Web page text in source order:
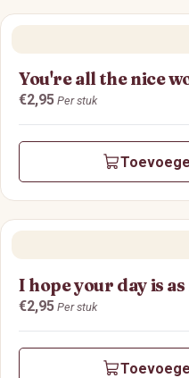
You're all the nice
Prijs:
€2,95 Per stuk
I hope your day is
Prijs:
€2,95 Per stuk